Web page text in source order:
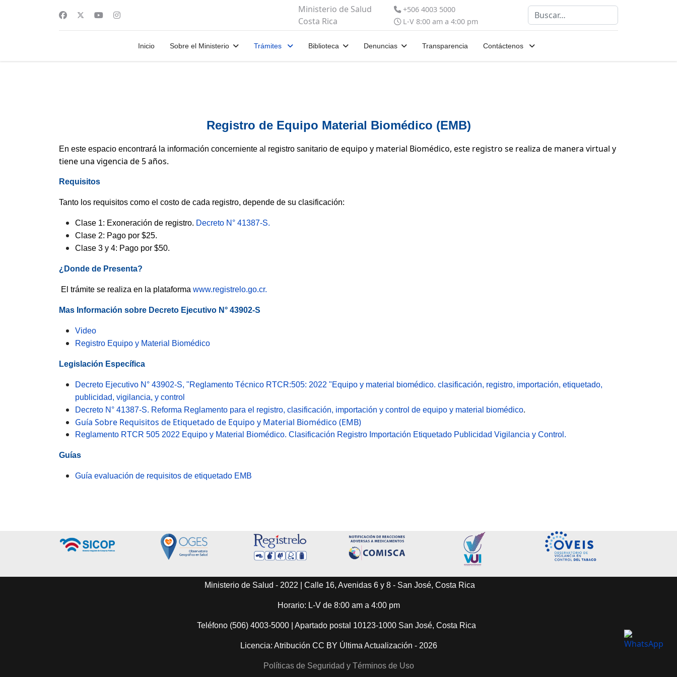
Ministerio de Salud
Costa Rica
+506 4003 5000
L-V 8:00 am a 4:00 pm
Buscar
Inicio Sobre el Ministerio Trámites Biblioteca Denuncias Transparencia Contáctenos
Registro de Equipo Material Biomédico (EMB)
En este espacio encontrará la información concerniente al registro sanitario de equipo y material Biomédico, este registro se realiza de manera virtual y
tiene una vigencia de 5 años.
Requisitos
Tanto los requisitos como el costo de cada registro, depende de su clasificación:
Clase 1: Exoneración de registro. Decreto N° 41387-S.
Clase 2: Pago por $25.
Clase 3 y 4: Pago por $50.
¿Donde de Presenta?
El trámite se realiza en la plataforma www.registrelo.go.cr.
Mas Información sobre Decreto Ejecutivo N° 43902-S
Video
Registro Equipo y Material Biomédico
Legislación Específica
Decreto Ejecutivo N° 43902-S, "Reglamento Técnico RTCR:505: 2022 "Equipo y material biomédico. clasificación, registro, importación, etiquetado,
publicidad, vigilancia, y control
Decreto N° 41387-S. Reforma Reglamento para el registro, clasificación, importación y control de equipo y material biomédico.
Guía Sobre Requisitos de Etiquetado de Equipo y Material Biomédico (EMB)
Reglamento RTCR 505 2022 Equipo y Material Biomédico. Clasificación Registro Importación Etiquetado Publicidad Vigilancia y Control.
Guías
Guía evaluación de requisitos de etiquetado EMB
Ministerio de Salud - 2022 | Calle 16, Avenidas 6 y 8 - San José, Costa Rica
Horario: L-V de 8:00 am a 4:00 pm
Teléfono (506) 4003-5000 | Apartado postal 10123-1000 San José, Costa Rica
Licencia: Atribución CC BY Última Actualización - 2026
Políticas de Seguridad y Términos de Uso